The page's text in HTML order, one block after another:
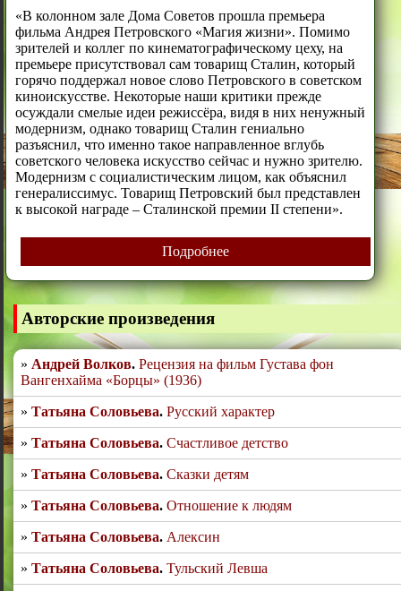
«В колонном зале Дома Советов прошла премьера
фильма Андрея Петровского «Магия жизни». Помимо
зрителей и коллег по кинематографическому цеху, на
премьере присутствовал сам товарищ Сталин, который
горячо поддержал новое слово Петровского в советском
киноискусстве. Некоторые наши критики прежде
осуждали смелые идеи режиссёра, видя в них ненужный
модернизм, однако товарищ Сталин гениально
разъяснил, что именно такое направленное вглубь
советского человека искусство сейчас и нужно зрителю.
Модернизм с социалистическим лицом, как объяснил
генералиссимус. Товарищ Петровский был представлен
к высокой награде – Сталинской премии II степени».
Подробнее
Авторские произведения
Андрей Волков. Рецензия на фильм Густава фон
Вангенхайма «Борцы» (1936)
Татьяна Соловьева. Русский характер
Татьяна Соловьева. Счастливое детство
Татьяна Соловьева. Сказки детям
Татьяна Соловьева. Отношение к людям
Татьяна Соловьева. Алексин
Татьяна Соловьева. Тульский Левша